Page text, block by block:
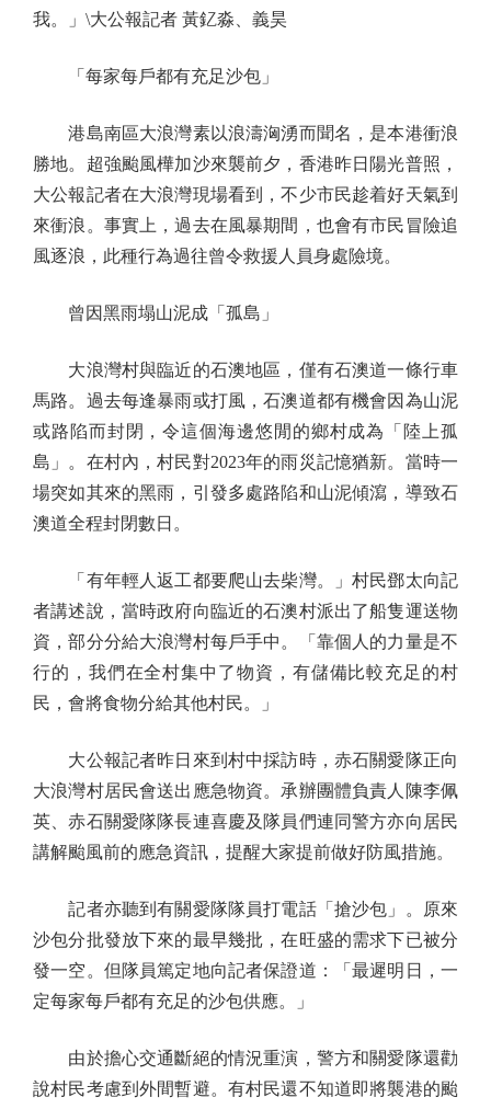
我。」\大公報記者 黃釔淼、義昊
「每家每戶都有充足沙包」
港島南區大浪灣素以浪濤洶湧而聞名，是本港衝浪
勝地。超強颱風樺加沙來襲前夕，香港昨日陽光普照，
大公報記者在大浪灣現場看到，不少市民趁着好天氣到
來衝浪。事實上，過去在風暴期間，也會有市民冒險追
風逐浪，此種行為過往曾令救援人員身處險境。
曾因黑雨塌山泥成「孤島」
大浪灣村與臨近的石澳地區，僅有石澳道一條行車
馬路。過去每逢暴雨或打風，石澳道都有機會因為山泥
或路陷而封閉，令這個海邊悠閒的鄉村成為「陸上孤
島」。在村內，村民對2023年的雨災記憶猶新。當時一
場突如其來的黑雨，引發多處路陷和山泥傾瀉，導致石
澳道全程封閉數日。
「有年輕人返工都要爬山去柴灣。」村民鄧太向記
者講述說，當時政府向臨近的石澳村派出了船隻運送物
資，部分分給大浪灣村每戶手中。「靠個人的力量是不
行的，我們在全村集中了物資，有儲備比較充足的村
民，會將食物分給其他村民。」
大公報記者昨日來到村中採訪時，赤石關愛隊正向
大浪灣村居民會送出應急物資。承辦團體負責人陳李佩
英、赤石關愛隊隊長連喜慶及隊員們連同警方亦向居民
講解颱風前的應急資訊，提醒大家提前做好防風措施。
記者亦聽到有關愛隊隊員打電話「搶沙包」。原來
沙包分批發放下來的最早幾批，在旺盛的需求下已被分
發一空。但隊員篤定地向記者保證道：「最遲明日，一
定每家每戶都有充足的沙包供應。」
由於擔心交通斷絕的情況重演，警方和關愛隊還勸
說村民考慮到外間暫避。有村民還不知道即將襲港的颱